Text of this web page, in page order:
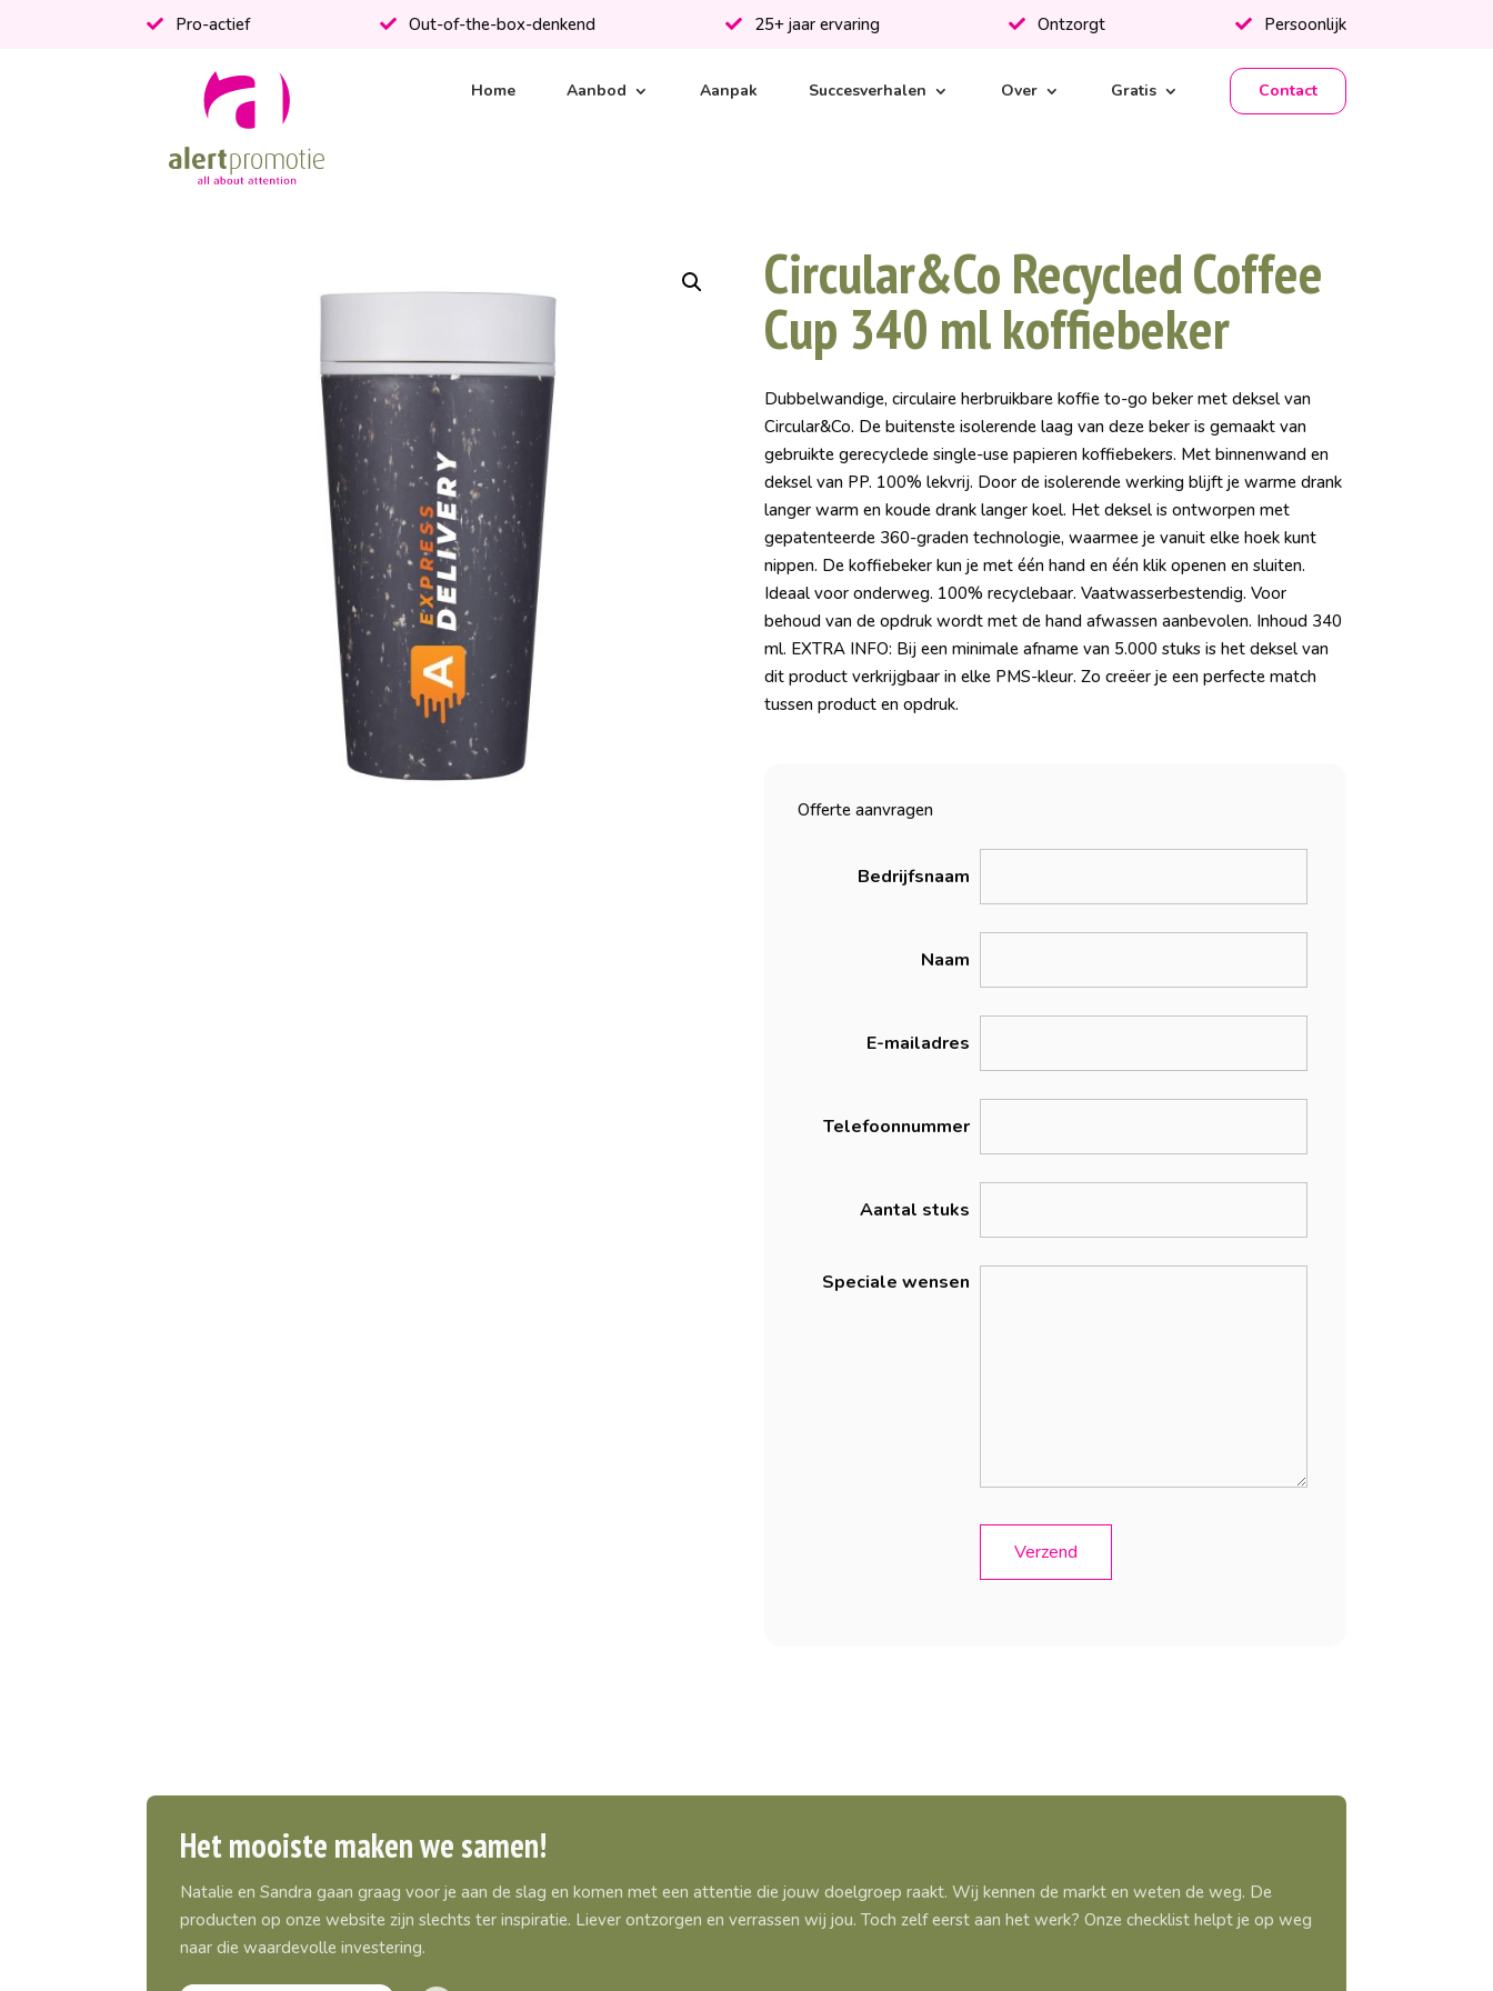
Pro-actief Out-of-the-box-denkend 25+ jaar ervaring Ontzorgt Persoonlijk
Home Aanbod Aanpak Succesverhalen Over Gratis Contact
Circular&Co Recycled Coffee
Cup 340 ml koffiebeker
Dubbelwandige, circulaire herbruikbare koffie to-go beker met deksel van
Circular&Co. De buitenste isolerende laag van deze beker is gemaakt van
gebruikte gerecyclede single-use papieren koffiebekers. Met binnenwand en
deksel van PP. 100% lekvrij. Door de isolerende werking blijft je warme drank
langer warm en koude drank langer koel. Het deksel is ontworpen met
gepatenteerde 360-graden technologie, waarmee je vanuit elke hoek kunt
nippen. De koffiebeker kun je met één hand en één klik openen en sluiten.
Ideaal voor onderweg. 100% recyclebaar. Vaatwasserbestendig. Voor
behoud van de opdruk wordt met de hand afwassen aanbevolen. Inhoud 340
ml. EXTRA INFO: Bij een minimale afname van 5.000 stuks is het deksel van
dit product verkrijgbaar in elke PMS-kleur. Zo creëer je een perfecte match
tussen product en opdruk.
Offerte aanvragen
Bedrijfsnaam
Naam
E-mailadres
Telefoonnummer
Aantal stuks
Speciale wensen
Het mooiste maken we samen!
Natalie en Sandra gaan graag voor je aan de slag en komen met een attentie die jouw doelgroep raakt. Wij kennen de markt en weten de weg. De
producten op onze website zijn slechts ter inspiratie. Liever ontzorgen en verrassen wij jou. Toch zelf eerst aan het werk? Onze checklist helpt je op weg
naar die waardevolle investering.